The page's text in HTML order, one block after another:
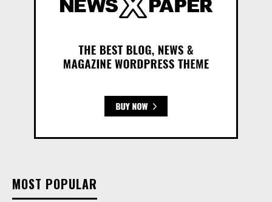
MOST POPULAR